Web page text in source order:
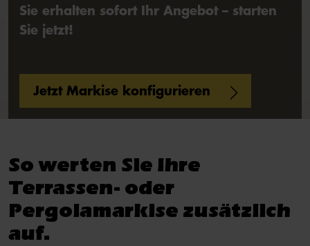
Sie erhalten sofort Ihr Angebot – starten
Sie jetzt!
Jetzt Markise konfigurieren
So werten Sie Ihre
Terrassen- oder
Pergolamarkise zusätzlich
auf.